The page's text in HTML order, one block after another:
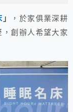
」
，於家俱業深耕
創辦人希望大家